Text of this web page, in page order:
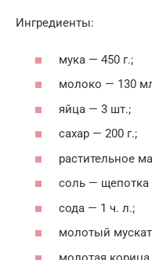
Ингредиенты:
мука — 450 г.;
молоко — 130
яйца — 3 шт.;
сахар — 200 г.;
растительное
соль — щепотка
сода — 1 ч. л.;
молотый